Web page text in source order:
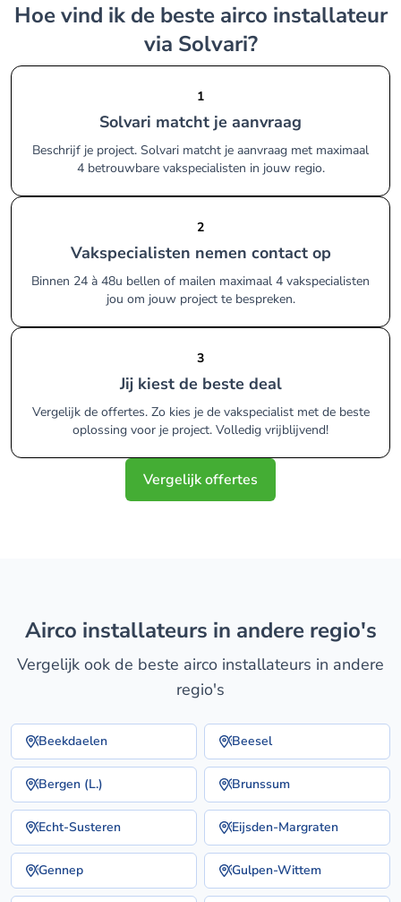
Hoe vind ik de beste airco installateur
via Solvari?
1
Solvari matcht je aanvraag
Beschrijf je project. Solvari matcht je aanvraag met maximaal
4 betrouwbare vakspecialisten in jouw regio.
2
Vakspecialisten nemen contact op
Binnen 24 à 48u bellen of mailen maximaal 4 vakspecialisten
jou om jouw project te bespreken.
3
Jij kiest de beste deal
Vergelijk de offertes. Zo kies je de vakspecialist met de beste
oplossing voor je project. Volledig vrijblijvend!
Vergelijk offertes
airco installateurs in andere regio's
Vergelijk ook de beste airco installateurs in andere
regio's
Beekdaelen Beesel
Bergen (L.) Brunssum
Echt-Susteren Eijsden-Margraten
Gennep Gulpen-Wittem